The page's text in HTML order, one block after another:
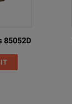
85052D